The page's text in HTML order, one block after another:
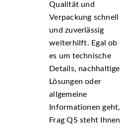
Qualität und
Verpackung schnell
und zuverlässig
weiterhilft. Egal ob
es um technische
Details, nachhaltige
Lösungen oder
allgemeine
Informationen geht,
Frag QS steht Ihnen